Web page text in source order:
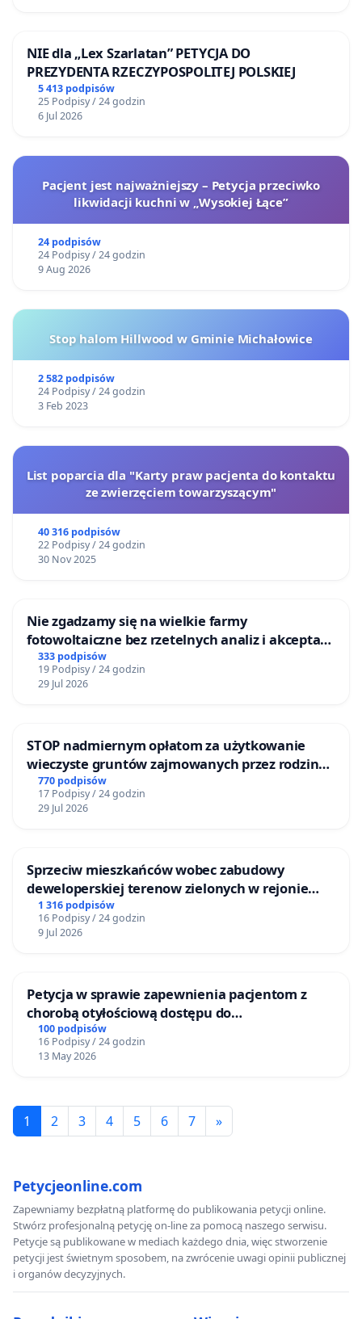
NIE dla „Lex Szarlatan” PETYCJA DO
PREZYDENTA RZECZYPOSPOLITEJ POLSKIEJ
5 413 podpisów
25 Podpisy / 24 godzin
6 Jul 2026
Pacjent jest najważniejszy – Petycja przeciwko
likwidacji kuchni w „Wysokiej Łące”
24 podpisów
24 Podpisy / 24 godzin
9 Aug 2026
Stop halom Hillwood w Gminie Michałowice
2 582 podpisów
24 Podpisy / 24 godzin
3 Feb 2023
List poparcia dla "Karty praw pacjenta do kontaktu
ze zwierzęciem towarzyszącym"
40 316 podpisów
22 Podpisy / 24 godzin
30 Nov 2025
Nie zgadzamy się na wielkie farmy
fotowoltaiczne bez rzetelnych analiz i akceptacji
mieszkańców
333 podpisów
19 Podpisy / 24 godzin
29 Jul 2026
STOP nadmiernym opłatom za użytkowanie
wieczyste gruntów zajmowanych przez rodzinne
ogrody działkowe.
770 podpisów
17 Podpisy / 24 godzin
29 Jul 2026
Sprzeciw mieszkańców wobec zabudowy
deweloperskiej terenow zielonych w rejonie
Bulwarów Straceńskich w Bielsku-Białej
1 316 podpisów
16 Podpisy / 24 godzin
9 Jul 2026
Petycja w sprawie zapewnienia pacjentom z
chorobą otyłościową dostępu do
kompleksowego leczenia oraz programów
profilaktycznych.
100 podpisów
16 Podpisy / 24 godzin
13 May 2026
1 2 3 4 5 6 7 »
Petycjeonline.com
Zapewniamy bezpłatną platformę do publikowania petycji online.
Stwórz profesjonalną petycję on-line za pomocą naszego serwisu.
Petycje są publikowane w mediach każdego dnia, więc stworzenie
petycji jest świetnym sposobem, na zwrócenie uwagi opinii publicznej
i organów decyzyjnych.